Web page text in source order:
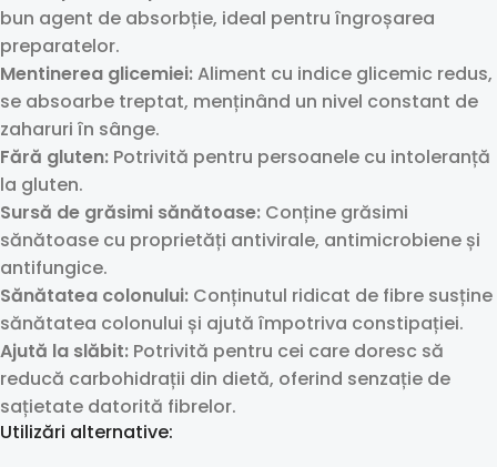
bun agent de absorbție, ideal pentru îngroșarea
preparatelor.
Mentinerea glicemiei:Aliment cu indice glicemic redus,
se absoarbe treptat, menținând un nivel constant de
zaharuri în sânge.
Fără gluten: Potrivită pentru persoanele cu intoleranță
la gluten.
Sursă de grăsimi sănătoase: Conține grăsimi
sănătoase cu proprietăți antivirale, antimicrobiene și
antifungice.
Sănătatea colonului: Conținutul ridicat de fibre susține
sănătatea colonului și ajută împotriva constipației.
Ajută la slăbit: Potrivită pentru cei care doresc să
reducă carbohidrații din dietă, oferind senzație de
sațietate datorită fibrelor.
Utilizări alternative: